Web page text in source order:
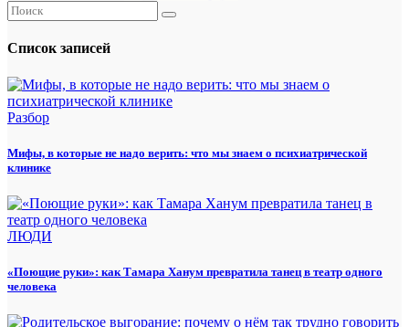
Список записей
Разбор
Мифы, в которые не надо верить: что мы знаем о психиатрической
клинике
ЛЮДИ
«Поющие руки»: как Тамара Ханум превратила танец в театр одного
человека